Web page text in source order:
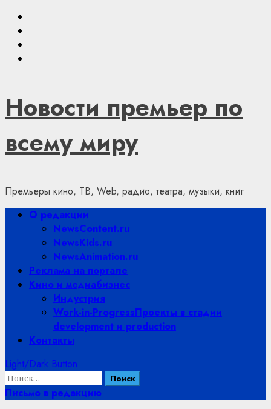
Skip
content
Новости премьер по
всему миру
Премьеры кино, ТВ, Web, радио, театра, музыки, книг
PrimaryО редакции
NewsContent.ru
NewsKids.ru
NewsAnimation.ru
Реклама на портале
Кино и медиабизнес
Индустрия
Work-in-ProgressПроекты в стадии
development и production
Контакты
Light/Dark Button
Найти:
Письмо в редакцию